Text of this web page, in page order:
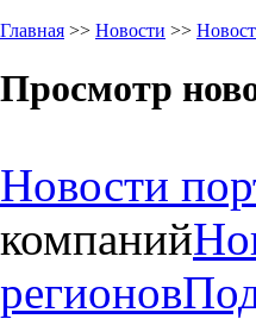
Главная >> Новости >>
Просмотр
Новости
компаний
регионов